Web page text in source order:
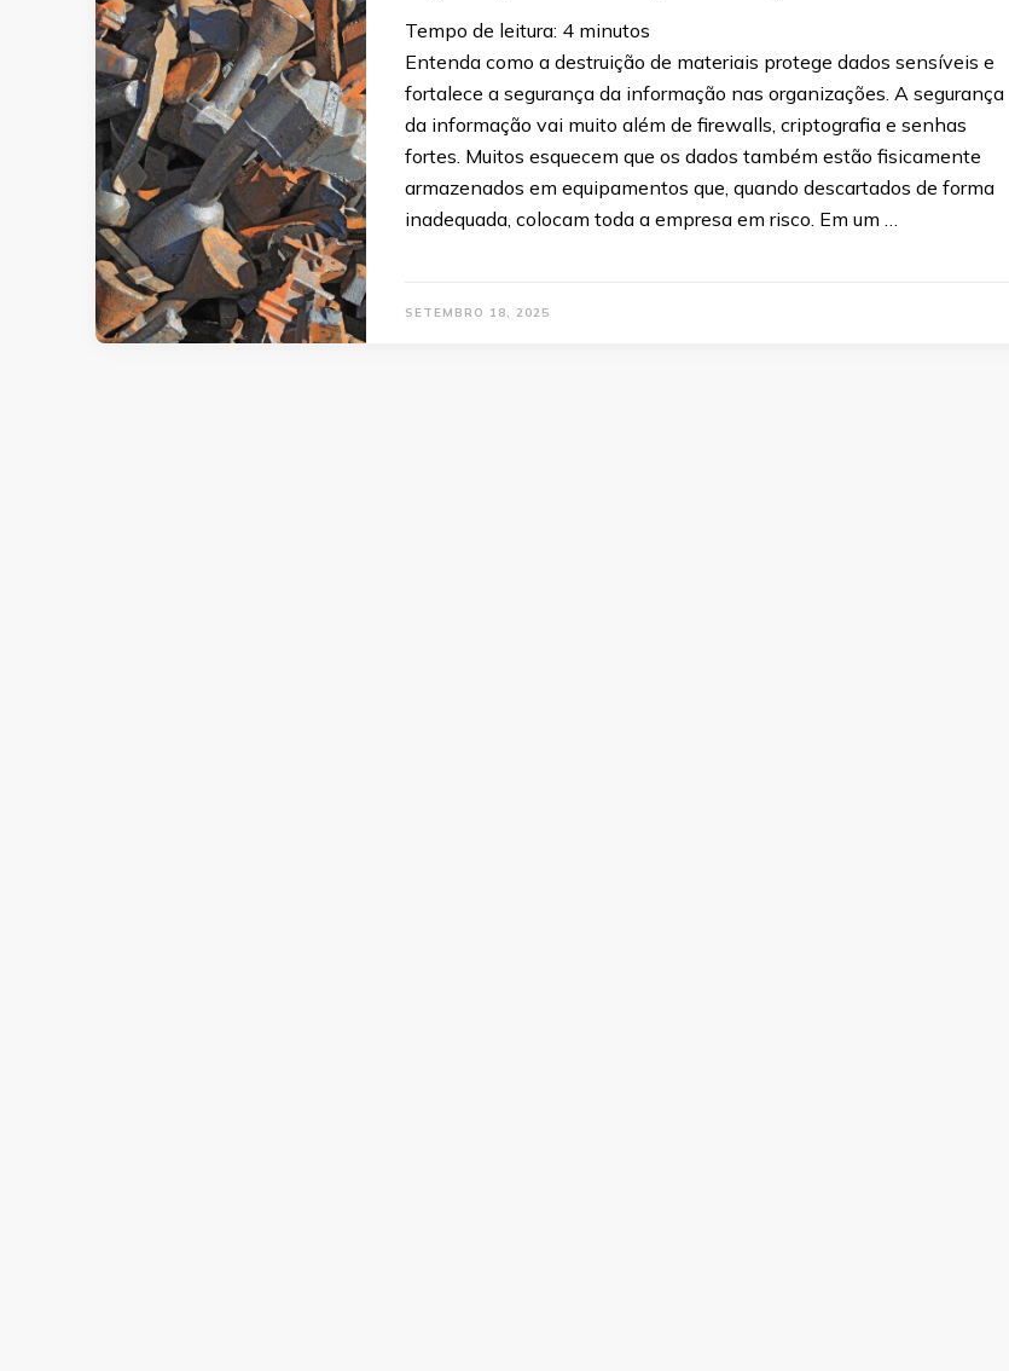
Tempo de leitura: 4 minutos
Entenda como a destruição de materiais protege dados sensíveis e
fortalece a segurança da informação nas organizações. A segurança
da informação vai muito além de firewalls, criptografia e senhas
fortes. Muitos esquecem que os dados também estão fisicamente
armazenados em equipamentos que, quando descartados de forma
inadequada, colocam toda a empresa em risco. Em um …
SETEMBRO 18, 2025